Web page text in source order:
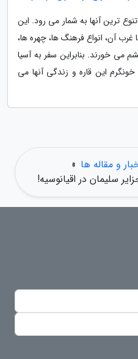
تنوع ترین آنها به شمار می رود. این
غرب آن، انواع فرهنگ ها، چهره ها،
خورند. بنابراین سفر به آسیا
این قاره و زندگی آنها می
و مقاله ها »
سلیمان در اقیانوسیه!